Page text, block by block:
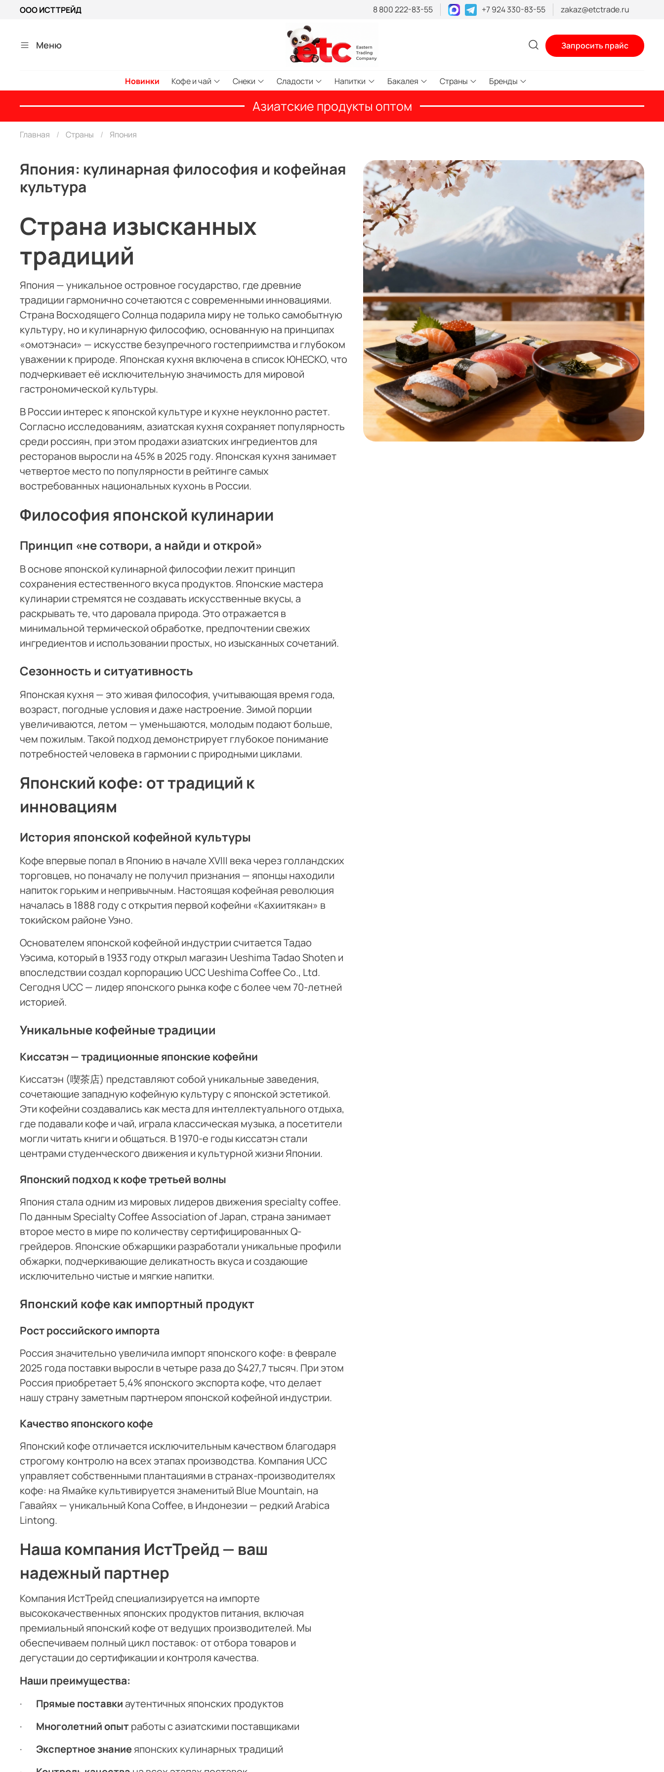
ООО ИСТТРЕЙД 8 800 222-83-55 +7 924 330-83-55 zakaz@etctrade.ru
Меню Запросить прайс
Новинки Кофе и чай Снеки Сладости Напитки Бакалея Страны Бренды
Азиатские продукты оптом
Главная Страны Япония
Япония: кулинарная философия и кофейная
культура
Страна изысканных
традиций
Япония — уникальное островное государство, где древние
традиции гармонично сочетаются с современными инновациями.
Страна Восходящего Солнца подарила миру не только самобытную
культуру, но и кулинарную философию, основанную на принципах
«омотэнаси» — искусстве безупречного гостеприимства и глубоком
уважении к природе. Японская кухня включена в список ЮНЕСКО, что
подчеркивает её исключительную значимость для мировой
гастрономической культуры.
В России интерес к японской культуре и кухне неуклонно растет.
Согласно исследованиям, азиатская кухня сохраняет популярность
среди россиян, при этом продажи азиатских ингредиентов для
ресторанов выросли на 45% в 2025 году. Японская кухня занимает
четвертое место по популярности в рейтинге самых
востребованных национальных кухонь в России.
Философия японской кулинарии
Принцип «не сотвори, а найди и открой»
В основе японской кулинарной философии лежит принцип
сохранения естественного вкуса продуктов. Японские мастера
кулинарии стремятся не создавать искусственные вкусы, а
раскрывать те, что даровала природа. Это отражается в
минимальной термической обработке, предпочтении свежих
ингредиентов и использовании простых, но изысканных сочетаний.
Сезонность и ситуативность
Японская кухня — это живая философия, учитывающая время года,
возраст, погодные условия и даже настроение. Зимой порции
увеличиваются, летом — уменьшаются, молодым подают больше,
чем пожилым. Такой подход демонстрирует глубокое понимание
потребностей человека в гармонии с природными циклами.
Японский кофе: от традиций к
инновациям
История японской кофейной культуры
Кофе впервые попал в Японию в начале XVIII века через голландских
торговцев, но поначалу не получил признания — японцы находили
напиток горьким и непривычным. Настоящая кофейная революция
началась в 1888 году с открытия первой кофейни «Кахиитякан» в
токийском районе Уэно.
Основателем японской кофейной индустрии считается Тадао
Уэсима, который в 1933 году открыл магазин Ueshima Tadao Shoten и
впоследствии создал корпорацию UCC Ueshima Coffee Co., Ltd.
Сегодня UCC — лидер японского рынка кофе с более чем 70-летней
историей.
Уникальные кофейные традиции
Киссатэн — традиционные японские кофейни
Киссатэн (喫茶店) представляют собой уникальные заведения,
сочетающие западную кофейную культуру с японской эстетикой.
Эти кофейни создавались как места для интеллектуального отдыха,
где подавали кофе и чай, играла классическая музыка, а посетители
могли читать книги и общаться. В 1970-е годы киссатэн стали
центрами студенческого движения и культурной жизни Японии.
Японский подход к кофе третьей волны
Япония стала одним из мировых лидеров движения specialty coffee.
По данным Specialty Coffee Association of Japan, страна занимает
второе место в мире по количеству сертифицированных Q-
грейдеров. Японские обжарщики разработали уникальные профили
обжарки, подчеркивающие деликатность вкуса и создающие
исключительно чистые и мягкие напитки.
Японский кофе как импортный продукт
Рост российского импорта
Россия значительно увеличила импорт японского кофе: в феврале
2025 года поставки выросли в четыре раза до $427,7 тысяч. При этом
Россия приобретает 5,4% японского экспорта кофе, что делает
нашу страну заметным партнером японской кофейной индустрии.
Качество японского кофе
Японский кофе отличается исключительным качеством благодаря
строгому контролю на всех этапах производства. Компания UCC
управляет собственными плантациями в странах-производителях
кофе: на Ямайке культивируется знаменитый Blue Mountain, на
Гавайях — уникальный Kona Coffee, в Индонезии — редкий Arabica
Lintong.
Наша компания ИстТрейд — ваш
надежный партнер
Компания ИстТрейд специализируется на импорте
высококачественных японских продуктов питания, включая
премиальный японский кофе от ведущих производителей. Мы
обеспечиваем полный цикл поставок: от отбора товаров и
дегустации до сертификации и контроля качества.
Наши преимущества:
· Прямые поставкиаутентичных японских продуктов
· Многолетний опытработы с азиатскими поставщиками
· Экспертное знаниеяпонских кулинарных традиций